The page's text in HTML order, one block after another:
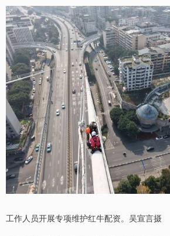
工作人员开展专项维护红牛配资。吴宣言摄